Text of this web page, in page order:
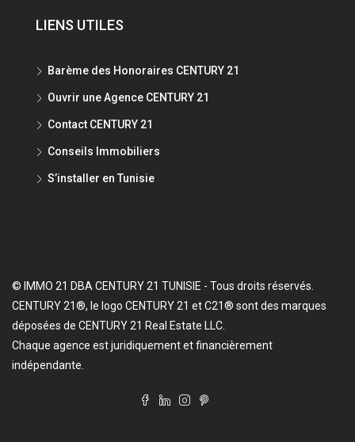
LIENS UTILES
Barème des Honoraires CENTURY 21
Ouvrir une Agence CENTURY 21
Contact CENTURY 21
Conseils Immobiliers
S’installer en Tunisie
© IMMO 21 DBA CENTURY 21 TUNISIE - Tous droits réservés.
CENTURY 21®, le logo CENTURY 21 et C21® sont des marques
déposées de CENTURY 21 Real Estate LLC.
Chaque agence est juridiquement et financièrement
indépendante.